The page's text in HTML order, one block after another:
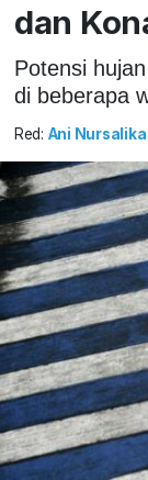
dan
Potensi
di beberapa
Red: Ani